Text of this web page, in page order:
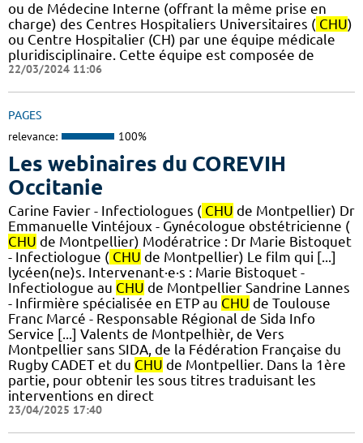
ou de Médecine Interne (offrant la même prise en
charge) des Centres Hospitaliers Universitaires ( CHU)
ou Centre Hospitalier (CH) par une équipe médicale
pluridisciplinaire. Cette équipe est composée de
22/03/2024 11:06
PAGES
relevance: 100%
Les webinaires du COREVIH
Occitanie
Carine Favier - Infectiologues ( CHU de Montpellier) Dr
Emmanuelle Vintéjoux - Gynécologue obstétricienne (
CHU de Montpellier) Modératrice : Dr Marie Bistoquet
- Infectiologue ( CHU de Montpellier) Le film qui [...]
lycéen(ne)s. Intervenant·e·s : Marie Bistoquet -
Infectiologue au CHU de Montpellier Sandrine Lannes
- Infirmière spécialisée en ETP au CHU de Toulouse
Franc Marcé - Responsable Régional de Sida Info
Service [...] Valents de Montpelhièr, de Vers
Montpellier sans SIDA, de la Fédération Française du
Rugby CADET et du CHU de Montpellier. Dans la 1ère
partie, pour obtenir les sous titres traduisant les
interventions en direct
23/04/2025 17:40